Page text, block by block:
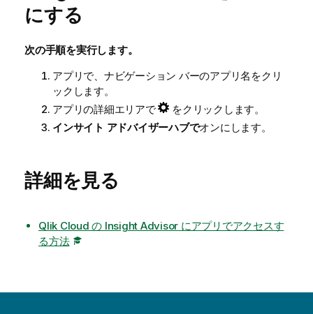
にする
次の手順を実行します。
アプリで、ナビゲーション バーのアプリ名をクリ
ックします。
アプリの詳細エリアで
をクリックします。
インサイト アドバイザーハブでオンにします。
詳細を見る
Qlik Cloud の Insight Advisor にアプリでアクセスす
る方法